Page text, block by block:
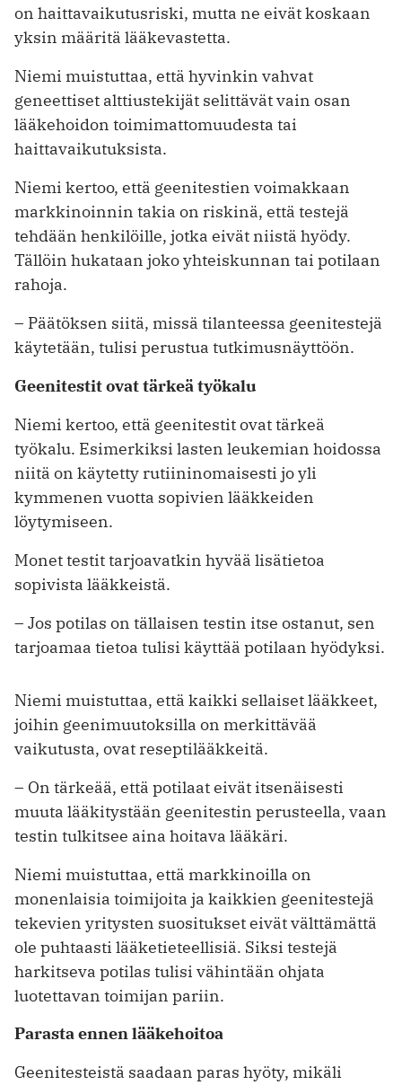
on haittavaikutusriski, mutta ne eivät koskaan
yksin määritä lääkevastetta.
Niemi muistuttaa, että hyvinkin vahvat
geneettiset alttiustekijät selittävät vain osan
lääkehoidon toimimattomuudesta tai
haittavaikutuksista.
Niemi kertoo, että geenitestien voimakkaan
markkinoinnin takia on riskinä, että testejä
tehdään henkilöille, jotka eivät niistä hyödy.
Tällöin hukataan joko yhteiskunnan tai potilaan
rahoja.
– Päätöksen siitä, missä tilanteessa geenitestejä
käytetään, tulisi perustua tutkimusnäyttöön.
Geenitestit ovat tärkeä työkalu
Niemi kertoo, että geenitestit ovat tärkeä
työkalu. Esimerkiksi lasten leukemian hoidossa
niitä on käytetty rutiininomaisesti jo yli
kymmenen vuotta sopivien lääkkeiden
löytymiseen.
Monet testit tarjoavatkin hyvää lisätietoa
sopivista lääkkeistä.
– Jos potilas on tällaisen testin itse ostanut, sen
tarjoamaa tietoa tulisi käyttää potilaan hyödyksi.
Niemi muistuttaa, että kaikki sellaiset lääkkeet,
joihin geenimuutoksilla on merkittävää
vaikutusta, ovat reseptilääkkeitä.
– On tärkeää, että potilaat eivät itsenäisesti
muuta lääkitystään geenitestin perusteella, vaan
testin tulkitsee aina hoitava lääkäri.
Niemi muistuttaa, että markkinoilla on
monenlaisia toimijoita ja kaikkien geenitestejä
tekevien yritysten suositukset eivät välttämättä
ole puhtaasti lääketieteellisiä. Siksi testejä
harkitseva potilas tulisi vähintään ohjata
luotettavan toimijan pariin.
Parasta ennen lääkehoitoa
Geenitesteistä saadaan paras hyöty, ­mikäli